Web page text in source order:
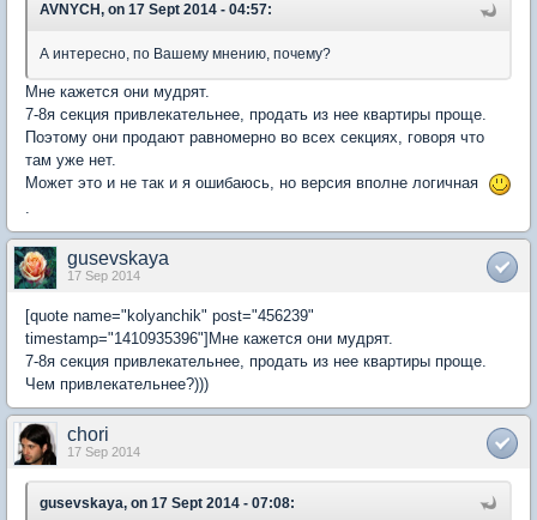
AVNYCH, on 17 Sept 2014 - 04:57:
А интересно, по Вашему мнению, почему?
Мне кажется они мудрят.
7-8я секция привлекательнее, продать из нее квартиры проще.
Поэтому они продают равномерно во всех секциях, говоря что
там уже нет.
Может это и не так и я ошибаюсь, но версия вполне логичная
gusevskaya
17 Sep 2014
[quote name="kolyanchik" post="456239"
timestamp="1410935396"]Мне кажется они мудрят.
7-8я секция привлекательнее, продать из нее квартиры проще.
Чем привлекательнее?)))
chori
17 Sep 2014
gusevskaya, on 17 Sept 2014 - 07:08: